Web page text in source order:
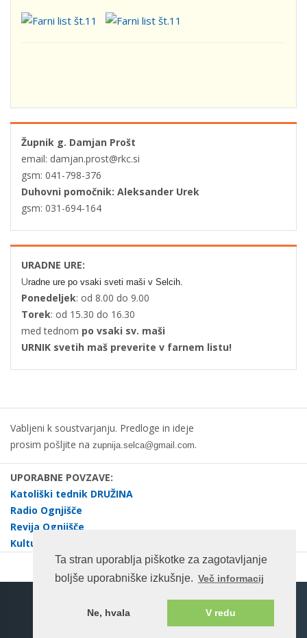
Ta stran uporablja piškotke za zagotavljanje
boljše uporabniške izkušnje. Več informacij
Ne, hvala V redu
Župnik g. Damjan Prošt
email: damjan.prost@rkc.si
gsm: 041-798-376
Duhovni pomočnik: Aleksander Urek
gsm: 031-694-164
URADNE URE:
Uradne ure po vsaki sveti maši v Selcih.
Ponedeljek: od 8.00 do 9.00
Torek: od 15.30 do 16.30
med tednom po vsaki sv. maši
URNIK svetih maš preverite v farnem listu!
Vabljeni k soustvarjanju. Predloge in ideje
prosim pošljite na zupnija.selca@gmail.com.
UPORABNE POVZAVE:
Katoliški tednik DRUŽINA
Radio Ognjišče
Revija Ognjišče
Kulturno društvo dr. Janez Evangelist Krek Selca
Spletna stran na enotnem portalu ©rkc.si cms.
2026 Vse pravice pridržane.
Pogoji uporabe